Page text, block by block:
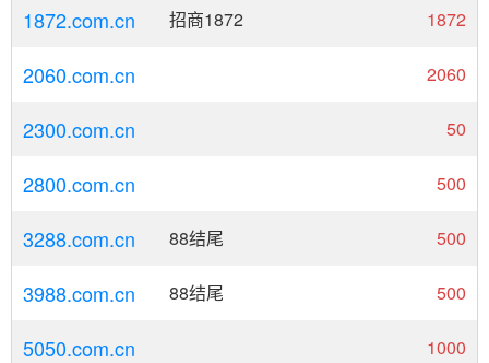
1872.com.cn 招商1872 1872
2060.com.cn 2060
2300.com.cn 50
2800.com.cn 500
3288.com.cn 88结尾 500
3988.com.cn 88结尾 500
5050.com.cn 1000